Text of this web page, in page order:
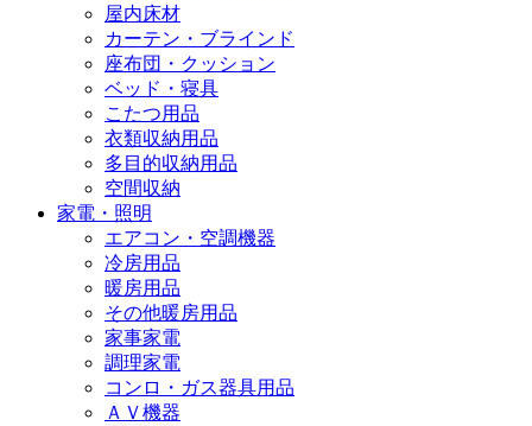
屋内床材
カーテン・ブラインド
座布団・クッション
ベッド・寝具
こたつ用品
衣類収納用品
多目的収納用品
空間収納
家電・照明
エアコン・空調機器
冷房用品
暖房用品
その他暖房用品
家事家電
調理家電
コンロ・ガス器具用品
ＡＶ機器